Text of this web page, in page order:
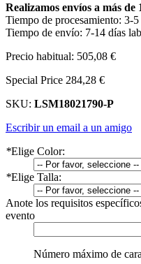
Realizamos envíos a más
Tiempo de procesamiento: 3-
Tiempo de envío: 7-14 días
Precio habitual: 505,08 €
Special Price 284,28 €
SKU: LSM18021790-P
Escribir un email a un amigo
*Elige Color:
*Elige Talla:
Anote los requisitos
evento
Número máximo de